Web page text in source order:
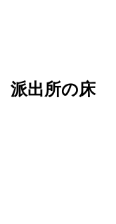
派出所の床